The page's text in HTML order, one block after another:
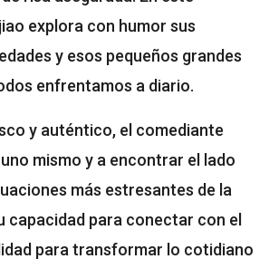
explora con humor sus
y esos pequeños grandes
enfrentamos a diario.
y auténtico, el comediante
mismo y a encontrar el lado
más estresantes de la
capacidad para conectar con el
para transformar lo cotidiano